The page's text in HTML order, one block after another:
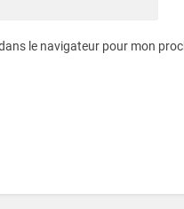
le navigateur pour mon